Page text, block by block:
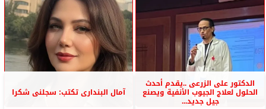
الدكتور على الزرعى ..يقدم أحدث
الحلول لعلاج الجيوب الأنفية ويصنع
جيل جديد...
آمال البندارى تكتب: سجلنى شكرا